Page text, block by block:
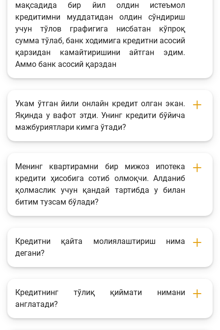
Лойиҳа ҳақида
Кенгайтирилган қидирув
Сайт харитаси
мақсадида бир йил олдин истеъмол
кредитимни муддатидан олдин сўндириш
учун тўлов графигига нисбатан кўпроқ
сумма тўлаб, банк ходимига кредитни асосий
қарзидан камайтиришини айтган эдим.
Аммо банк асосий қарздан
Укам ўтган йили онлайн кредит олган экан.
Яқинда у вафот этди. Унинг кредити бўйича
мажбуриятлари кимга ўтади?
Менинг квартирамни бир мижоз ипотека
кредити ҳисобига сотиб олмоқчи. Алданиб
қолмаслик учун қандай тартибда у билан
битим тузсам бўлади?
Кредитни қайта молиялаштириш нима
дегани?
Кредитнинг тўлиқ қиймати нимани
англатади?